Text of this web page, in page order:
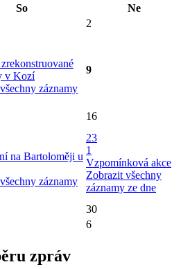
So
Ne
2
v Kozí
záznamy
9
16
na Bartoloměji u
záznamy
23
1
Vzpomínková akce
Zobrazit všechny
záznamy ze dne
30
6
zpráv